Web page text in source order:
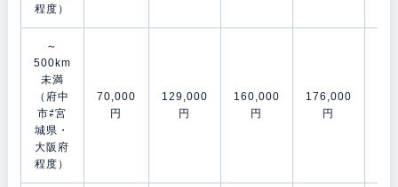
程度）
～
500km
未満
（府中
市⇄宮
城県・
大阪府
程度）
70,000
円
129,000
円
160,000
円
176,000
円